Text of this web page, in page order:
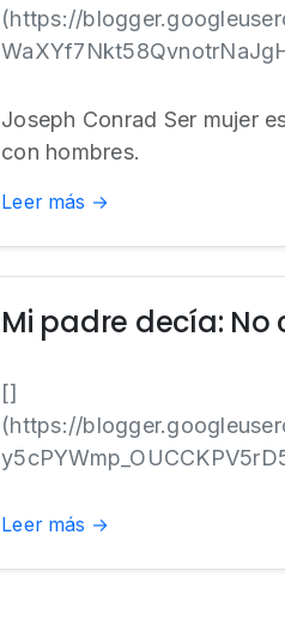
(https://
Joseph Conrad Ser mujer
con hombres.
Leer más →
Mi padre decía:
[]
(https://
Leer más →